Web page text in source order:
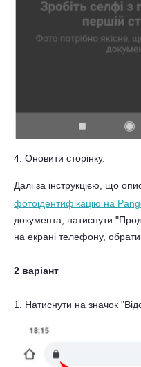
4. Оновити сторінку.
Далі за інструкцією, що
фотоідентифікацію на
документа, натиснути
на екрані телефону,
2 варіант
1. Натиснути на значок